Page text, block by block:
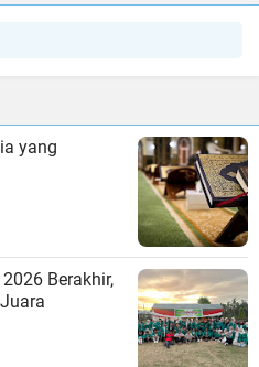
yang
Berakhir,